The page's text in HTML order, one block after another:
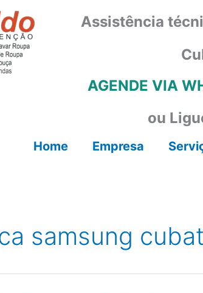
Assistência
AGENDE VIA
ou
Home Empresa
samsung